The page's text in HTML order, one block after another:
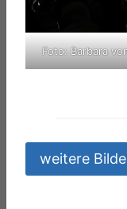
Foto: Barbara
weitere